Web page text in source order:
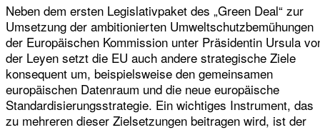
Neben dem ersten Legislativpaket des „Green Deal“ zur
Umsetzung der ambitionierten Umweltschutzbemühungen
der Europäischen Kommission unter Präsidentin Ursula
der Leyen setzt die EU auch andere strategische Ziele
konsequent um, beispielsweise den gemeinsamen
europäischen Datenraum und die neue europäische
Standardisierungsstrategie. Ein wichtiges Instrument, das
zu mehreren dieser Zielsetzungen beitragen wird, ist der